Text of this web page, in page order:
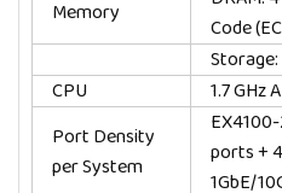
Memory
Code
Storage:
CPU
1.7 GHz
Port Density
per System
ports +
1GbE/